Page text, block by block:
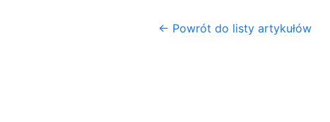
← Powrót do listy artykułów